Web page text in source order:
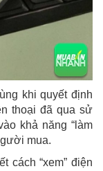
khi quyết định
thoại đã qua sử
khả năng “làm
mua.
cách “xem” điện